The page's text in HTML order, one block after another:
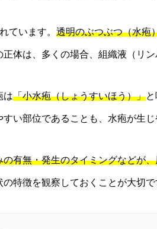
ています。 透明のぶつぶつ（水疱
正体は、多くの場合、組織液（リ
は「小水疱（しょうすいほう）」
い部位であることも、水疱が生
有無・発生のタイミングなどが
特徴を観察しておくことが大切で